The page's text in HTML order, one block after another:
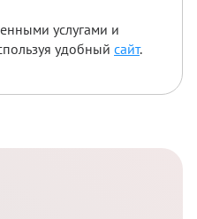
услугами и
удобный сайт.